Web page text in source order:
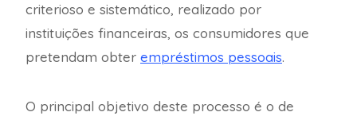
criterioso e sistemático, realizado por
instituições financeiras, os consumidores que
pretendam obter empréstimos pessoais.
O principal objetivo deste processo é o de